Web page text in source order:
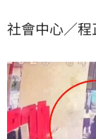
社會中心／